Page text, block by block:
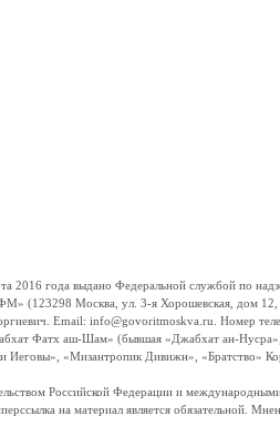
года выдано Федеральной службой по
(123298 Москва, ул. 3-я Хорошевская, дом
Email: info@govoritmoskva.ru. Номер
Фатх аш-Шам» (бывшая «Джабхат ан-
«Мизантропик Дивижн», «Братство»
Российской Федерации и
на материал является обязательной.